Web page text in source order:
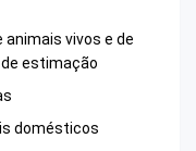
vivos e de
estimação
domésticos